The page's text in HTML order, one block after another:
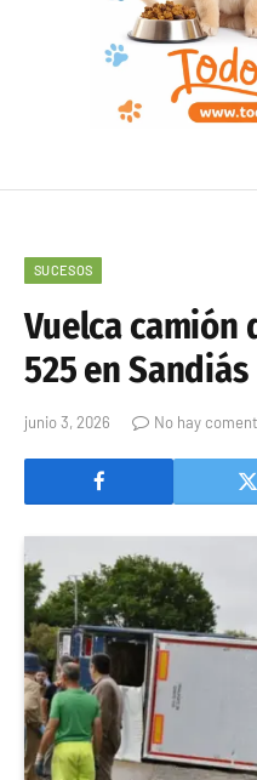
SUCESOS
Vuelca camión
525 en Sandiás
junio 3, 2026 No hay